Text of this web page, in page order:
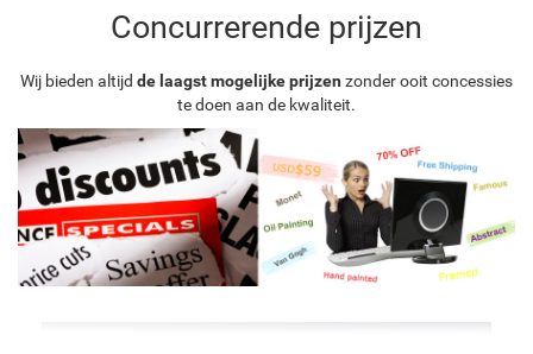
Concurrerende prijzen
Wij bieden altijd de laagst mogelijke prijzen zonder ooit concessies
te doen aan de kwaliteit.